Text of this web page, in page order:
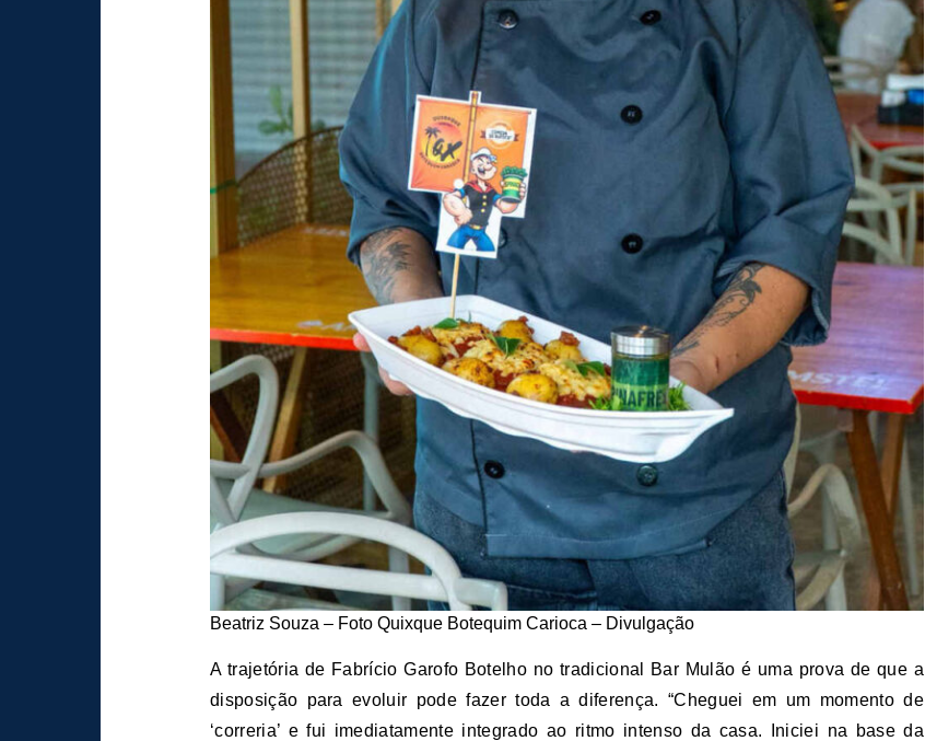
Beatriz Souza – Foto Quixque Botequim Carioca – Divulgação
A trajetória de Fabrício Garofo Botelho no tradicional Bar Mulão é uma prova de que a
disposição para evoluir pode fazer toda a diferença. “Cheguei em um momento de
‘correria’ e fui imediatamente integrado ao ritmo intenso da casa. Iniciei na base da